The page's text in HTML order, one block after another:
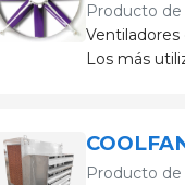
Producto de
Ventiladores
Los más
Producto de